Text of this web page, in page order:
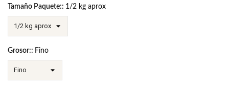
Tamaño Paquete:: 1/2 kg aprox
Grosor:: Fino